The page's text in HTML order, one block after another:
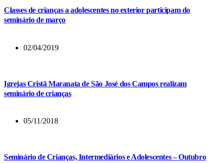
Classes de crianças a adolescentes no exterior participam do
seminário de março
02/04/2019
Igrejas Cristã Maranata de São José dos Campos realizam
seminário de crianças
05/11/2018
Seminário de Crianças, Intermediários e Adolescentes – Outubro